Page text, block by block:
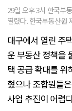
29일 오후 3시 한국부
열렸다. 한국부동산원
대구에서 열린 주
운 부동산 정책을
택 공급 확대를 위
혔으나 조합원들
사업 추진이 어렵